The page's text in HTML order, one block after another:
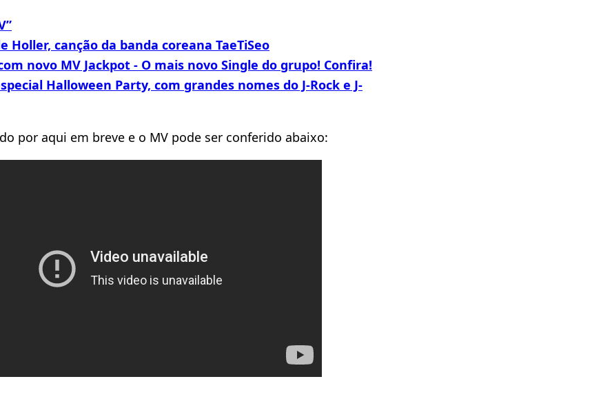
Holler, canção da banda coreana TaeTiSeo
novo MV Jackpot - O mais novo Single do grupo! Confira!
Halloween Party, com grandes nomes do J-Rock e J-
por aqui em breve e o MV pode ser conferido abaixo: